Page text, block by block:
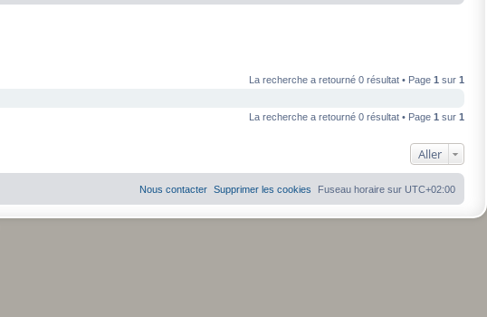
La recherche a retourné 0 résultat • Page 1 sur 1
La recherche a retourné 0 résultat • Page 1 sur 1
Aller
Fuseau horaire sur UTC+02:00
Supprimer les cookies
Nous contacter